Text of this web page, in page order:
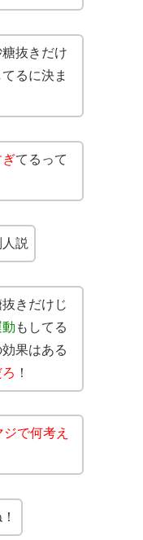
抜きだけ
てるに決ま
ぎてるって
説
きだけじ
もしてる
果はある
！
ジで何考え